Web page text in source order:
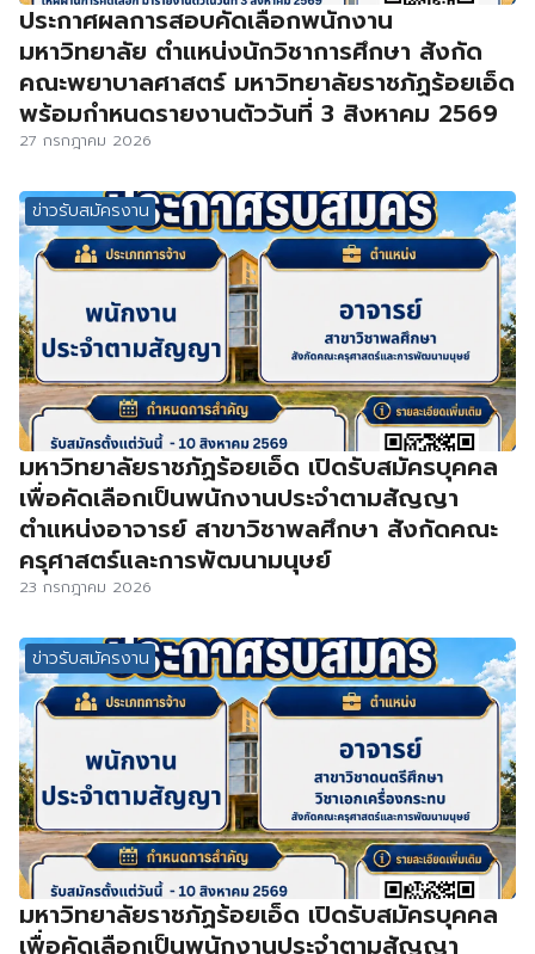
ประกาศผลการสอบคัดเลือกพนักงาน
มหาวิทยาลัย ตำแหน่งนักวิชาการศึกษา สังกัด
คณะพยาบาลศาสตร์ มหาวิทยาลัยราชภัฏร้อยเอ็ด
พร้อมกำหนดรายงานตัววันที่ 3 สิงหาคม 2569
27 กรกฎาคม 2026
ข่าวรับสมัครงาน
มหาวิทยาลัยราชภัฏร้อยเอ็ด เปิดรับสมัครบุคคล
เพื่อคัดเลือกเป็นพนักงานประจำตามสัญญา
ตำแหน่งอาจารย์ สาขาวิชาพลศึกษา สังกัดคณะ
ครุศาสตร์และการพัฒนามนุษย์
23 กรกฎาคม 2026
ข่าวรับสมัครงาน
มหาวิทยาลัยราชภัฏร้อยเอ็ด เปิดรับสมัครบุคคล
เพื่อคัดเลือกเป็นพนักงานประจำตามสัญญา